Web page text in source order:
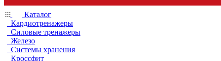
Каталог
Кардиотренажеры
Силовые тренажеры
Железо
Системы хранения
Кроссфит